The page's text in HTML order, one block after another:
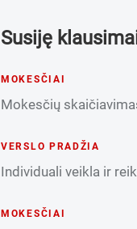
Susiję
MOKESČIAI
Mokesčių
VERSLO PRADŽIA
Individuali veikla ir
MOKESČIAI